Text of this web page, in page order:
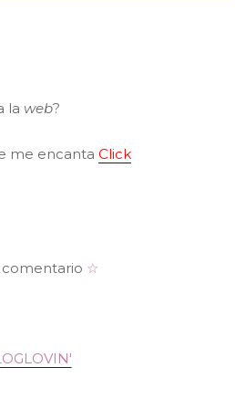
la web?
me encanta Click
comentario ☆